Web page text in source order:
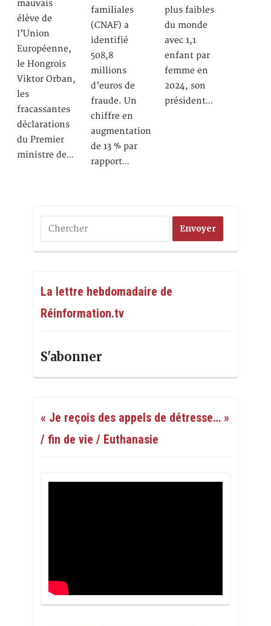
mauvais
élève de
l’Union
Européenne,
le Hongrois
Viktor Orban,
les
fracassantes
déclarations
du Premier
ministre de…
familiales
(CNAF) a
identifié
508,8
millions
d’euros de
fraude. Un
chiffre en
augmentation
de 13 % par
rapport…
plus faibles
du monde
avec 1,1
enfant par
femme en
2024, son
président…
La lettre hebdomadaire de
Réinformation.tv
S'abonner
« Je reçois des appels de détresse… »
/ fin de vie / Euthanasie